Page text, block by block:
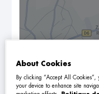
NAVIGUER
About Cookies
By clicking “Accept All
your device to enhance site